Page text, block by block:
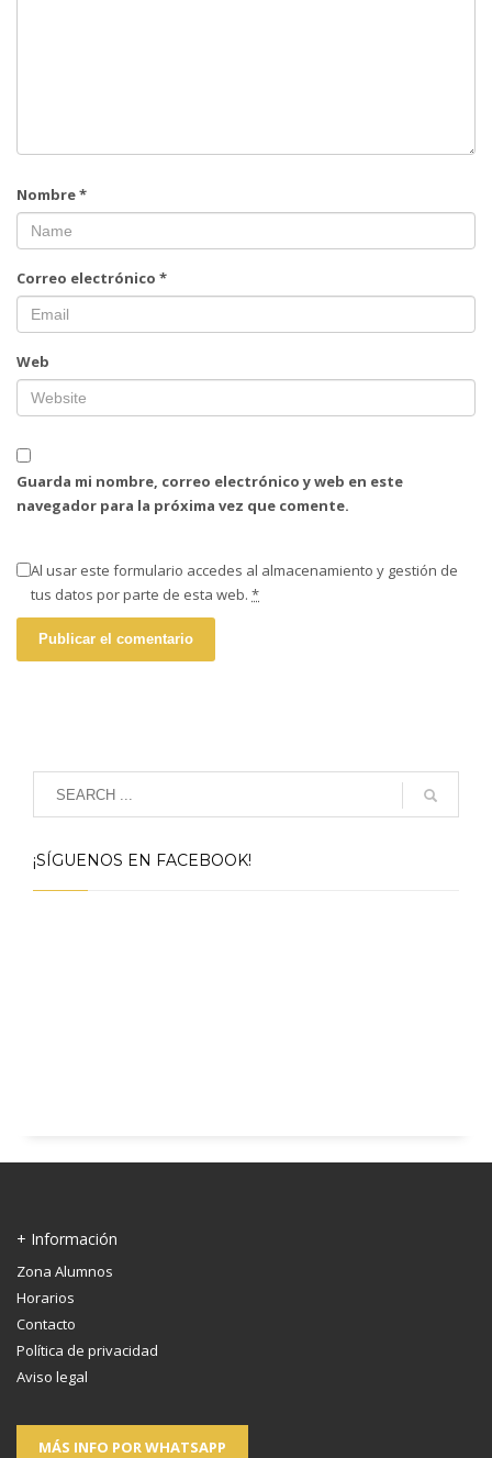
Nombre*
Correo electrónico *
Web
Guarda mi nombre, correo electrónico y web en este
navegador para la próxima vez que comente.
Al usar este formulario accedes al almacenamiento y gestión de
tus datos por parte de esta web. *
¡SÍGUENOS EN FACEBOOK!
+ Información
Zona Alumnos
Horarios
Contacto
Política de privacidad
Aviso legal
MÁS INFO POR WHATSAPP